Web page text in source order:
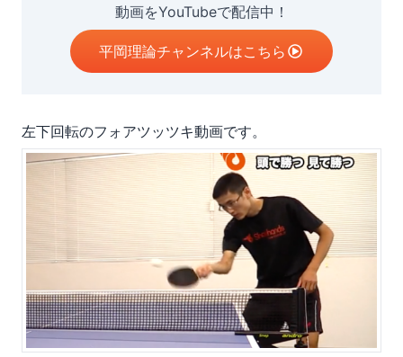
動画をYouTubeで配信中！
平岡理論チャンネルはこちら
左下回転のフォアツッツキ動画です。